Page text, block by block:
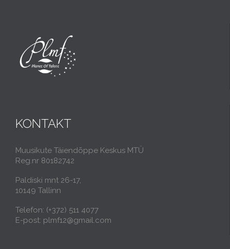
KONTAKT
Muusikute Täiendõppe Keskus MTÜ
Reg.nr 80182742
Paldiski mnt 26-17,
10149 Tallinn
Telefon: (+372) 511 4077
E-post: plmf12@gmail.com